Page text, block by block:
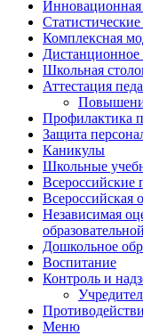
Инновационная
Комплексная
Дистанционное
Школьная
Аттестация
Профилактика
Защита
Каникулы
Школьные
Всероссийские
Всероссийская
Независимая
Дошкольное
Воспитание
Контроль и
Меню